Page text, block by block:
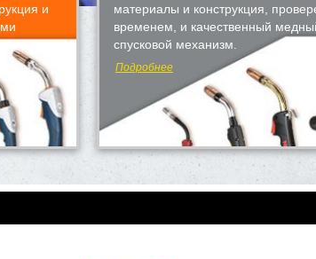
и
материалы и конструкция,
временем, и качественный
спусковой механизм.
Подробнее